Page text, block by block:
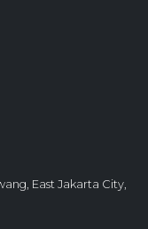
East Jakarta City,